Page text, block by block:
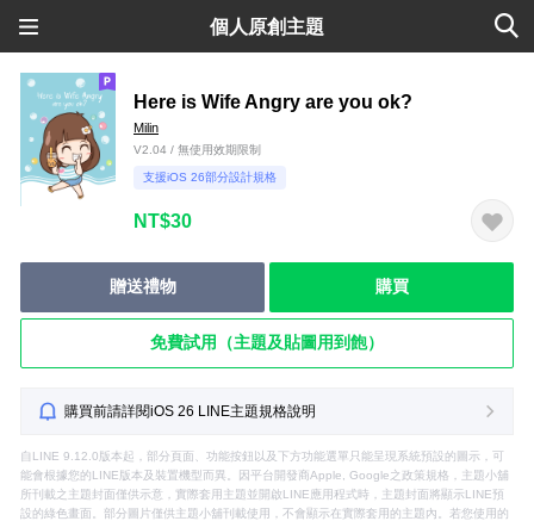
個人原創主題
Here is Wife Angry are you ok?
Milin
V2.04 / 無使用效期限制
支援iOS 26部分設計規格
NT$30
贈送禮物 購買
免費試用（主題及貼圖用到飽）
購買前請詳閱iOS 26 LINE主題規格說明
自LINE 9.12.0版本起，部分頁面、功能按鈕以及下方功能選單只能呈現系統預設的圖示，可
能會根據您的LINE版本及裝置機型而異。因平台開發商Apple, Google之政策規格，主題小舖
所刊載之主題封面僅供示意，實際套用主題並開啟LINE應用程式時，主題封面將顯示LINE預
設的綠色畫面。部分圖片僅供主題小舖刊載使用，不會顯示在實際套用的主題內。若您使用的